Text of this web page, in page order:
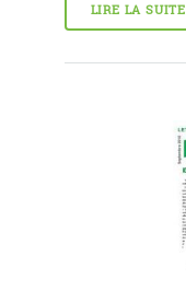
LIRE LA SUITE